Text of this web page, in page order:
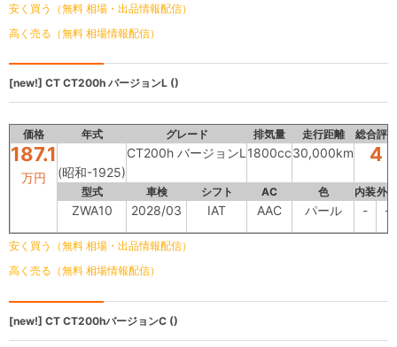
安く買う（無料 相場・出品情報配信）
高く売る（無料 相場情報配信）
[new!] CT CT200h バージョンL ()
価格 年式 グレード 排気量 走行距離 総合評価
187.1
万円 (昭和-1925)
CT200h バージョンL 1800cc30,000km 4
型式 車検 シフト AC 色 内装外装
ZWA10 2028/03 IAT AAC パール - -
安く買う（無料 相場・出品情報配信）
高く売る（無料 相場情報配信）
[new!] CT CT200hバージョンC ()